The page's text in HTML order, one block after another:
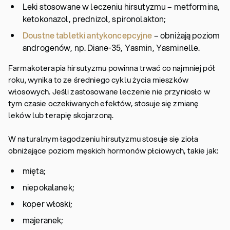
Leki stosowane w leczeniu hirsutyzmu – metformina,
ketokonazol, prednizol, spironolakton;
Doustne tabletki antykoncepcyjne– obniżają poziom
androgenów, np. Diane-35, Yasmin, Yasminelle.
Farmakoterapia hirsutyzmu powinna trwać co najmniej pół
roku, wynika to ze średniego cyklu życia mieszków
włosowych. Jeśli zastosowane leczenie nie przyniosło w
tym czasie oczekiwanych efektów, stosuje się zmianę
leków lub terapię skojarzoną.
W naturalnym łagodzeniu hirsutyzmu stosuje się zioła
obniżające poziom męskich hormonów płciowych, takie jak:
mięta;
niepokalanek;
koper włoski;
majeranek;